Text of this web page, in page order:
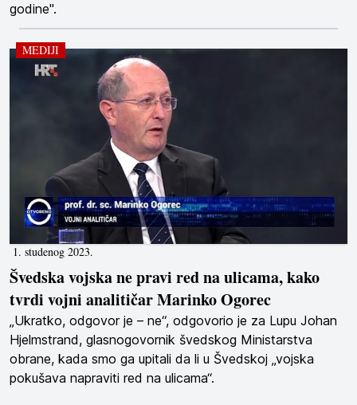
godine".
1. studenog 2023.
MEDIJI
Švedska vojska ne pravi red na ulicama, kako
tvrdi vojni analitičar Marinko Ogorec
„Ukratko, odgovor je – ne“, odgovorio je za Lupu Johan
Hjelmstrand, glasnogovornik švedskog Ministarstva
obrane, kada smo ga upitali da li u Švedskoj „vojska
pokušava napraviti red na ulicama“.